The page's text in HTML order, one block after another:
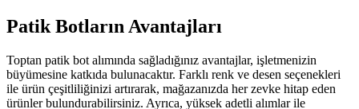
Patik Botların Avantajları
Toptan patik bot alımında sağladığınız avantajlar, işletmenizin
büyümesine katkıda bulunacaktır. Farklı renk ve desen seçenekleri
ile ürün çeşitliliğinizi artırarak, mağazanızda her zevke hitap eden
ürünler bulundurabilirsiniz. Ayrıca, yüksek adetli alımlar ile